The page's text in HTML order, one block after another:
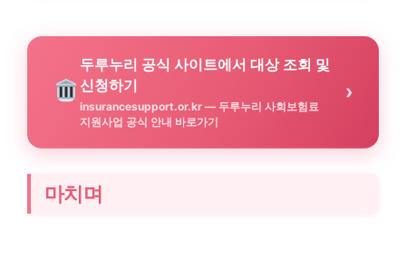
두루누리 공식 사이트에서 대상 조회 및
신청하기
insurancesupport.or.kr — 두루누리 사회보험료
지원사업 공식 안내 바로가기
›
마치며